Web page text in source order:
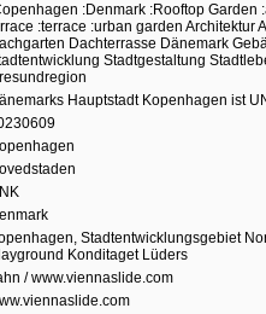
:Denmark :Rooftop Garden
:terrace :urban garden Architektur
Dachterrasse Dänemark
Stadtgestaltung
Hauptstadt Kopenhagen ist
Stadtentwicklungsgebiet
Konditaget Lüders
/ www.viennaslide.com